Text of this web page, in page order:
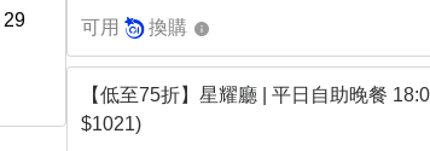
29
可用
換購
【低至75折】星耀廳 | 平日⾃助晚餐
$1021)